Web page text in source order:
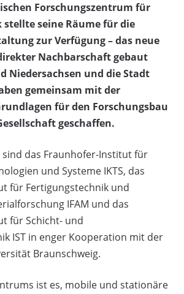
Forschungszentrum für
stellte seine Räume für die
zur Verfügung – das neue
Nachbarschaft gebaut
Niedersachsen und die Stadt
gemeinsam mit der
für den Forschungsbau
geschaffen.
das Fraunhofer-Institut für
und Systeme IKTS, das
für Fertigungstechnik und
IFAM und das
für Schicht- und
IST in enger Kooperation mit der
Braunschweig.
ist es, mobile und stationäre